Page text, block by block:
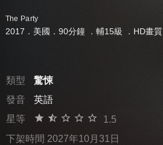
The Party
2017．美國．90分鐘 ． 輔15級 ．HD畫質
類型
驚悚
發音
英語
星等
1.5
下架時間 2027年10月31日